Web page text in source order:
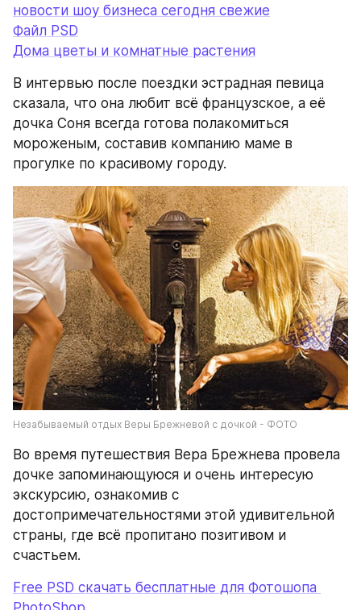
новости шоу бизнеса сегодня свежие
Файл PSD
Дома цветы и комнатные растения
В интервью после поездки эстрадная певица
сказала, что она любит всё французское, а её
дочка Соня всегда готова полакомиться
мороженым, составив компанию маме в
прогулке по красивому городу.
Незабываемый отдых Веры Брежневой с дочкой - ФОТО
Во время путешествия Вера Брежнева провела
дочке запоминающуюся и очень интересую
экскурсию, ознакомив с
достопримечательностями этой удивительной
страны, где всё пропитано позитивом и
счастьем.
Free PSD скачать бесплатные для Фотошопа